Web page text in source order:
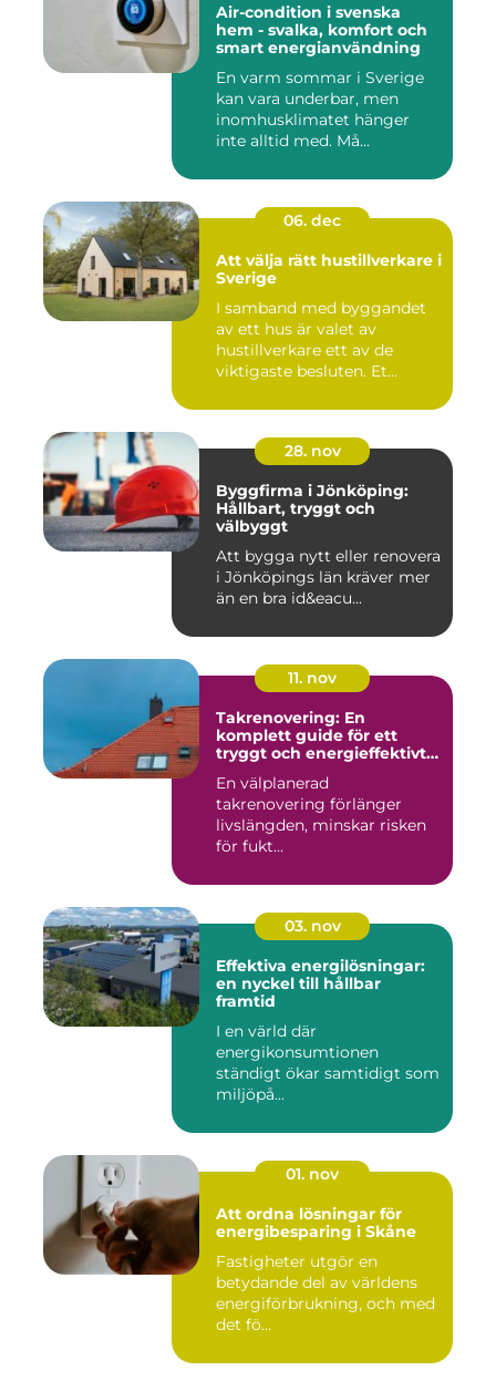
Air-condition i svenska
hem - svalka, komfort och
smart energianvändning
En varm sommar i Sverige
kan vara underbar, men
inomhusklimatet hänger
inte alltid med. Må...
06. dec
Att välja rätt hustillverkare i
Sverige
I samband med byggandet
av ett hus är valet av
hustillverkare ett av de
viktigaste besluten. Et...
28. nov
Byggfirma i Jönköping:
Hållbart, tryggt och
välbyggt
Att bygga nytt eller renovera
i Jönköpings län kräver mer
än en bra id&eacu...
11. nov
Takrenovering: En
komplett guide för ett
tryggt och energieffektivt
En välplanerad
takrenovering förlänger
livslängden, minskar risken
för fukt...
03. nov
Effektiva energilösningar:
en nyckel till hållbar
framtid
I en värld där
energikonsumtionen
ständigt ökar samtidigt som
miljöpå...
01. nov
Att ordna lösningar för
energibesparing i Skåne
Fastigheter utgör en
betydande del av världens
energiförbrukning, och med
det fö...